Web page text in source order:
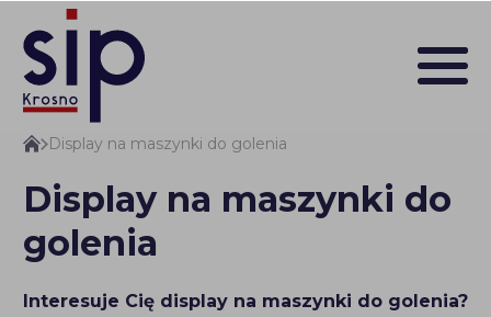
Display na maszynki do golenia
Display na maszynki do
golenia
Interesuje Cię display na maszynki do golenia?